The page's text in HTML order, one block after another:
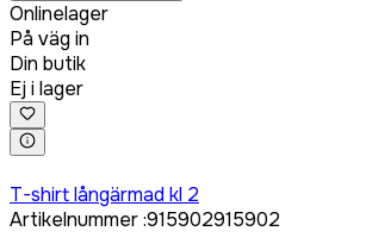
Onlinelager
På väg in
Din butik
Ej i lager
T-shirt långärmad kl 2
Artikelnummer:915902915902